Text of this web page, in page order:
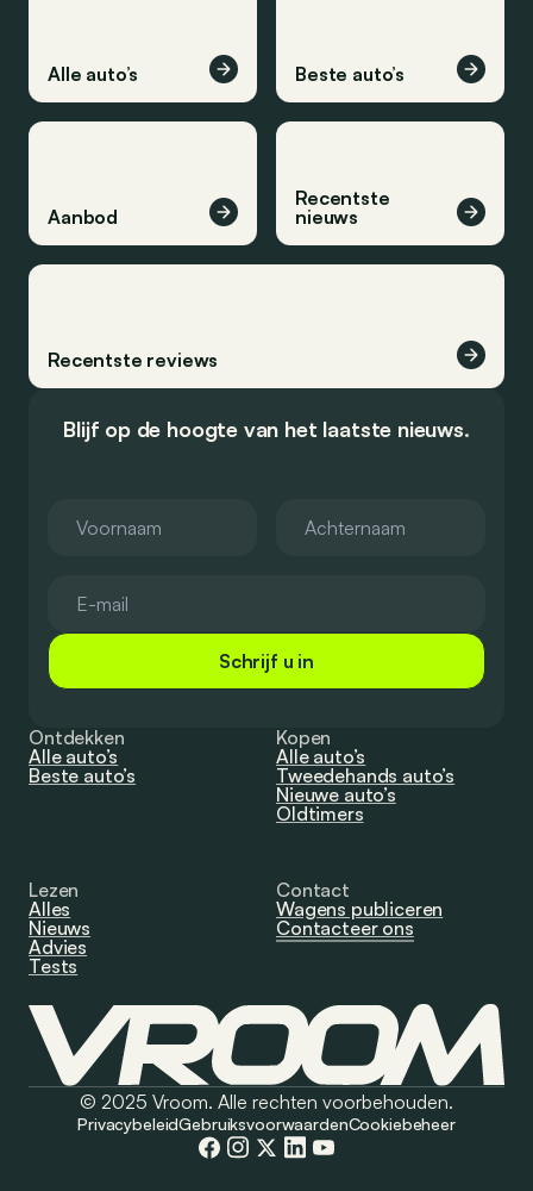
Alle auto’s Beste auto’s
Aanbod
Recentste
nieuws
Recentste reviews
Blijf op de hoogte van het laatste nieuws.
Schrijf u in
Ontdekken
Alle auto’s
Beste auto’s
Kopen
Alle auto’s
Tweedehands auto’s
Nieuwe auto’s
Oldtimers
Lezen
Alles
Nieuws
Advies
Tests
Contact
Wagens publiceren
Contacteer ons
© 2025 Vroom. Alle rechten voorbehouden.
PrivacybeleidGebruiksvoorwaardenCookiebeheer